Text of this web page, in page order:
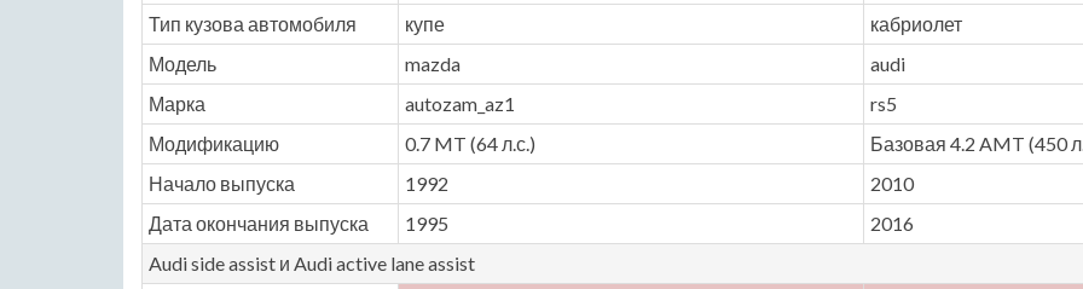
Тип кузова автомобиля
купе
кабриолет
Модель
mazda
audi
Марка
autozam_az1
rs5
Модификацию
0.7 MT (64 л.с.)
Базовая 4.2 AMT (450
Начало выпуска
1992
2010
Дата окончания выпуска
1995
2016
Audi side assist и Audi active lane assist